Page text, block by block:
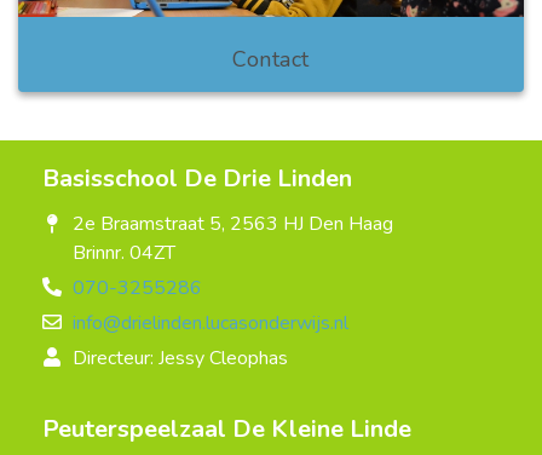
Contact
Basisschool De Drie Linden
2e Braamstraat 5, 2563 HJ Den Haag
Brinnr. 04ZT
070-3255286
info@drielinden.lucasonderwijs.nl
Directeur: Jessy Cleophas
Peuterspeelzaal De Kleine Linde